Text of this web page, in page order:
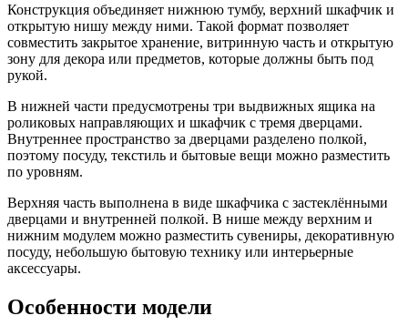
Конструкция объединяет нижнюю тумбу, верхний шкафчик и
открытую нишу между ними. Такой формат позволяет
совместить закрытое хранение, витринную часть и открытую
зону для декора или предметов, которые должны быть под
рукой.
В нижней части предусмотрены три выдвижных ящика на
роликовых направляющих и шкафчик с тремя дверцами.
Внутреннее пространство за дверцами разделено полкой,
поэтому посуду, текстиль и бытовые вещи можно разместить
по уровням.
Верхняя часть выполнена в виде шкафчика с застеклёнными
дверцами и внутренней полкой. В нише между верхним и
нижним модулем можно разместить сувениры, декоративную
посуду, небольшую бытовую технику или интерьерные
аксессуары.
Особенности модели